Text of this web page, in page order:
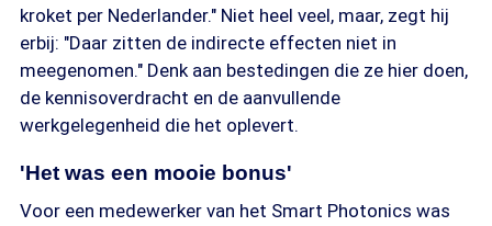
kroket per Nederlander." Niet heel veel, maar, zegt hij
erbij: "Daar zitten de indirecte effecten niet in
meegenomen." Denk aan bestedingen die ze hier doen,
de kennisoverdracht en de aanvullende
werkgelegenheid die het oplevert.
'Het was een mooie bonus'
Voor een medewerker van het Smart Photonics was